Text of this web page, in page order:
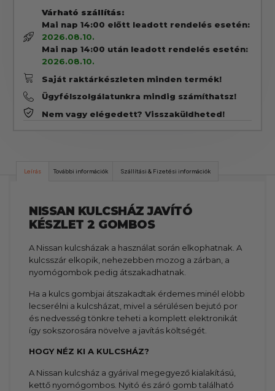
Várható szállítás:
Mai nap 14:00 előtt leadott rendelés esetén:
2026.08.10.
Mai nap 14:00 után leadott rendelés esetén:
2026.08.10.
Saját raktárkészleten minden termék!
Ügyfélszolgálatunkra mindig számíthatsz!
Nem vagy elégedett? Visszaküldheted!
Leírás További információk Szállítási & Fizetési információk
NISSAN KULCSHÁZ JAVÍTÓ
KÉSZLET 2 GOMBOS
A Nissan kulcsházak a használat során elkophatnak. A
kulcsszár elkopik, nehezebben mozog a zárban, a
nyomógombok pedig átszakadhatnak.
Ha a kulcs gombjai átszakadtak érdemes minél elöbb
lecserélni a kulcsházat, mivel a sérülésen bejutó por
és nedvesség tönkre teheti a komplett elektronikát
így sokszorosára növelve a javítás költségét.
HOGY NÉZ KI A KULCSHÁZ?
A Nissan kulcsház a gyárival megegyező kialakítású,
kettő nyomógombos. Nyitó és záró gomb található